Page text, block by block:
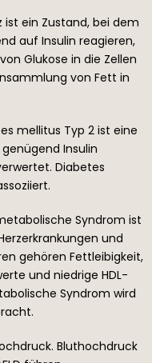
ist ein Zustand, bei dem
auf Insulin reagieren,
Glukose in die Zellen
von Fett in
mellitus Typ 2 ist eine
Insulin
Diabetes
Syndrom ist
und
gehören Fettleibigkeit,
und niedrige HDL-
Syndrom wird
Bluthochdruck